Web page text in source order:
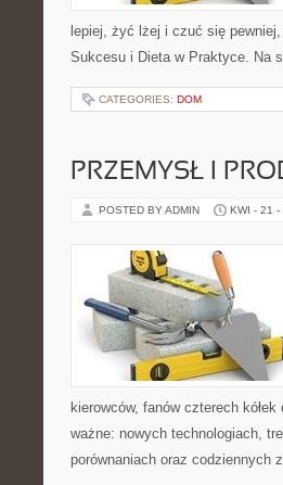
lepiej, żyć lżej i czuć się
Sukcesu i Dieta w Praktyce. Na
CATEGORIES: DOM
PRZEMYSŁ I
POSTED BY ADMIN KWI - 21 -
kierowców, fanów czterech
ważne: nowych technologiach,
porównaniach oraz codziennych